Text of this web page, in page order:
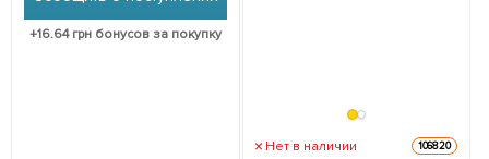
+16.64грн бонусов за покупку
Нет в наличии 106820